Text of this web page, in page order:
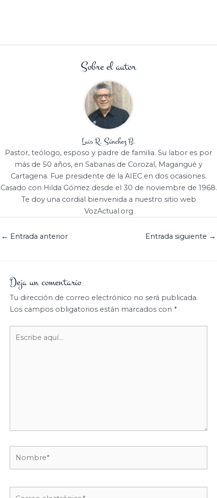
Sobre el autor
Luis R. Sánchez B.
Pastor, teólogo, esposo y padre de familia. Su labor es por
más de 50 años, en Sabanas de Corozal, Magangué y
Cartagena. Fue presidente de la AIEC en dos ocasiones.
Casado con Hilda Gómez desde el 30 de noviembre de 1968.
Te doy una cordial bienvenida a nuestro sitio web
VozActual.org
← Entrada anterior Entrada siguiente →
Deja un comentario
Tu dirección de correo electrónico no será publicada.
Los campos obligatorios están marcados con *
aquí...